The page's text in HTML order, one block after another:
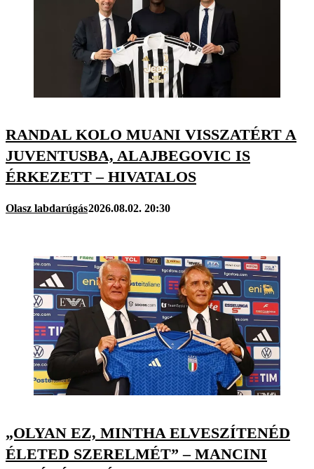
RANDAL KOLO MUANI VISSZATÉRT A
JUVENTUSBA, ALAJBEGOVIC IS
ÉRKEZETT – HIVATALOS
Olasz labdarúgás2026.08.02. 20:30
„OLYAN EZ, MINTHA ELVESZÍTENÉD
ÉLETED SZERELMÉT” – MANCINI